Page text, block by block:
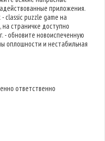
приложения.
classic puzzle game на
страничке доступно
- обновите новоиспеченную
оплошности и нестабильная
ответственно